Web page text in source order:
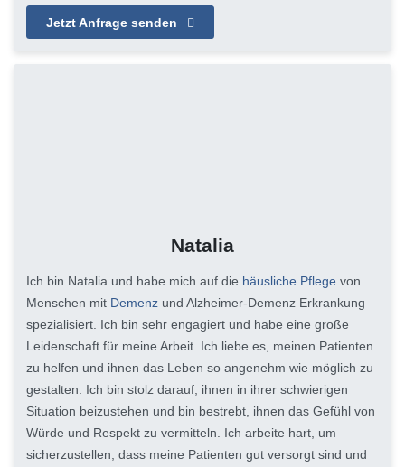
Jetzt Anfrage senden
Natalia
Ich bin Natalia und habe mich auf die häusliche Pflege von
Menschen mit Demenz und Alzheimer-Demenz Erkrankung
spezialisiert. Ich bin sehr engagiert und habe eine große
Leidenschaft für meine Arbeit. Ich liebe es, meinen Patienten
zu helfen und ihnen das Leben so angenehm wie möglich zu
gestalten. Ich bin stolz darauf, ihnen in ihrer schwierigen
Situation beizustehen und bin bestrebt, ihnen das Gefühl von
Würde und Respekt zu vermitteln. Ich arbeite hart, um
sicherzustellen, dass meine Patienten gut versorgt sind und